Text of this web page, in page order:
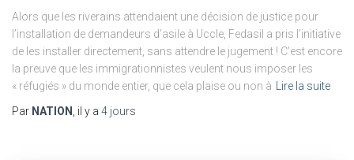
Alors que les riverains attendaient une décision de justice pour
l’installation de demandeurs d’asile à Uccle, Fedasil a pris l’initiative
de les installer directement, sans attendre le jugement ! C’est encore
la preuve que les immigrationnistes veulent nous imposer les
« réfugiés » du monde entier, que cela plaise ou non à
Lire la suite
Par NATION , il y a 4 jours